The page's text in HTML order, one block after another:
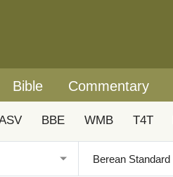
Bible Commentary
BBE WMB T4T